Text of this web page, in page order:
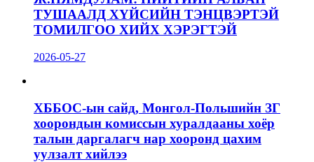
ТУШААЛД ХҮЙСИЙН ТЭНЦВЭРТЭЙ
ТОМИЛГОО ХИЙХ ХЭРЭГТЭЙ
2026-05-27
ХББОС-ын сайд, Монгол-Польшийн ЗГ
хоорондын комиссын хуралдааны хоёр
талын даргалагч нар хооронд цахим
уулзалт хийлээ